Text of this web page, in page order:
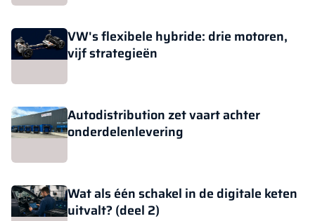
VW's flexibele hybride: drie motoren,
vijf strategieën
Autodistribution zet vaart achter
onderdelenlevering
Wat als één schakel in de digitale keten
uitvalt? (deel 2)